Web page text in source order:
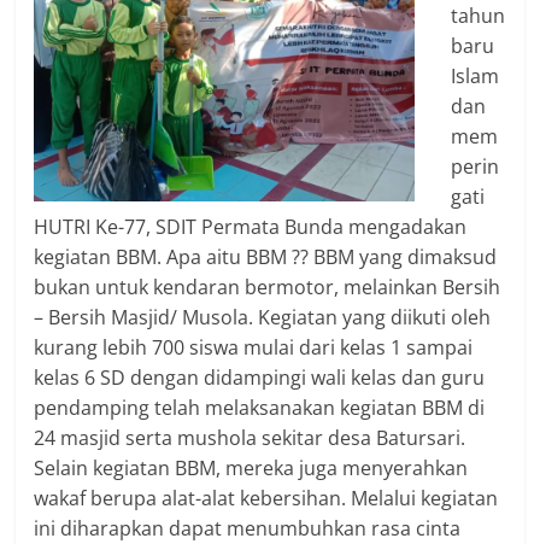
tahun
baru
Islam
dan
mem
perin
gati
HUTRI Ke-77, SDIT Permata Bunda mengadakan
kegiatan BBM. Apa aitu BBM ?? BBM yang dimaksud
bukan untuk kendaran bermotor, melainkan Bersih
– Bersih Masjid/ Musola. Kegiatan yang diikuti oleh
kurang lebih 700 siswa mulai dari kelas 1 sampai
kelas 6 SD dengan didampingi wali kelas dan guru
pendamping telah melaksanakan kegiatan BBM di
24 masjid serta mushola sekitar desa Batursari.
Selain kegiatan BBM, mereka juga menyerahkan
wakaf berupa alat-alat kebersihan. Melalui kegiatan
ini diharapkan dapat menumbuhkan rasa cinta